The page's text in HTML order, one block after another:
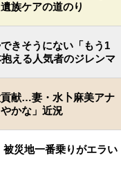
族ケアの道のり
きそうにない「もう1
える人気者のジレンマ
献…妻・水卜麻美アナ
かな」近況
災地一番乗りがエラい